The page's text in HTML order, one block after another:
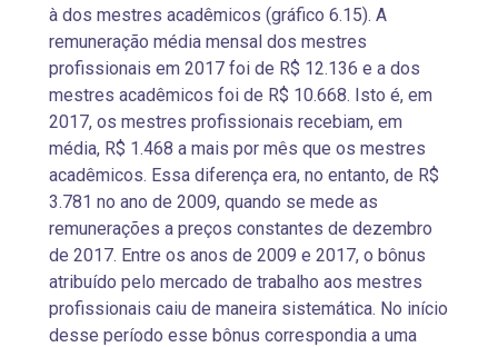
à dos mestres acadêmicos (gráfico 6.15). A
remuneração média mensal dos mestres
profissionais em 2017 foi de R$ 12.136 e a dos
mestres acadêmicos foi de R$ 10.668. Isto é, em
2017, os mestres profissionais recebiam, em
média, R$ 1.468 a mais por mês que os mestres
acadêmicos. Essa diferença era, no entanto, de R$
3.781 no ano de 2009, quando se mede as
remunerações a preços constantes de dezembro
de 2017. Entre os anos de 2009 e 2017, o bônus
atribuído pelo mercado de trabalho aos mestres
profissionais caiu de maneira sistemática. No início
desse período esse bônus correspondia a uma